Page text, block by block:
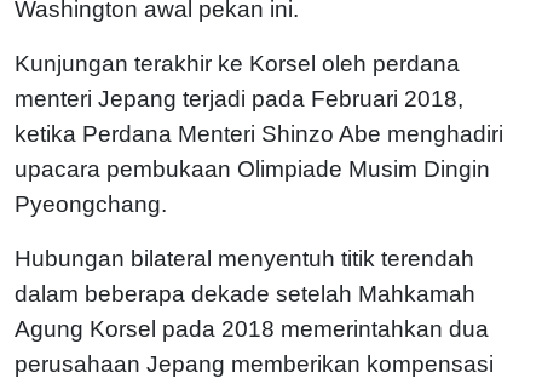
Washington awal pekan ini.
Kunjungan terakhir ke Korsel oleh perdana
menteri Jepang terjadi pada Februari 2018,
ketika Perdana Menteri Shinzo Abe menghadiri
upacara pembukaan Olimpiade Musim Dingin
Pyeongchang.
Hubungan bilateral menyentuh titik terendah
dalam beberapa dekade setelah Mahkamah
Agung Korsel pada 2018 memerintahkan dua
perusahaan Jepang memberikan kompensasi